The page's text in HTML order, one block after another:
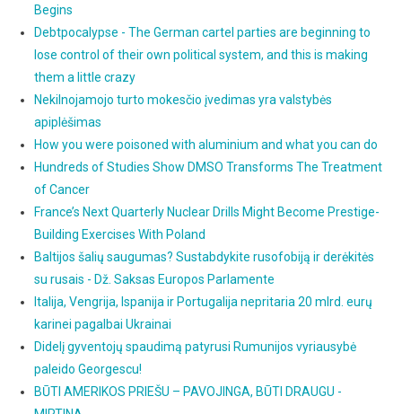
Begins
Debtpocalypse - The German cartel parties are beginning to
lose control of their own political system, and this is making
them a little crazy
Nekilnojamojo turto mokesčio įvedimas yra valstybės
apiplėšimas
How you were poisoned with aluminium and what you can do
Hundreds of Studies Show DMSO Transforms The Treatment
of Cancer
France’s Next Quarterly Nuclear Drills Might Become Prestige-
Building Exercises With Poland
Baltijos šalių saugumas? Sustabdykite rusofobiją ir derėkitės
su rusais - Dž. Saksas Europos Parlamente
Italija, Vengrija, Ispanija ir Portugalija nepritaria 20 mlrd. eurų
karinei pagalbai Ukrainai
Didelį gyventojų spaudimą patyrusi Rumunijos vyriausybė
paleido Georgescu!
BŪTI AMERIKOS PRIEŠU – PAVOJINGA, BŪTI DRAUGU -